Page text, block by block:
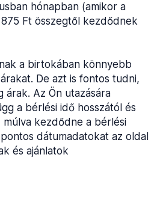
hónapban (amikor a
Ft összegtől kezdődnek
a birtokában könnyebb
De azt is fontos tudni,
árak. Az Ön utazására
a bérlési idő hosszától és
kezdődne a bérlési
dátumadatokat az oldal
és ajánlatok